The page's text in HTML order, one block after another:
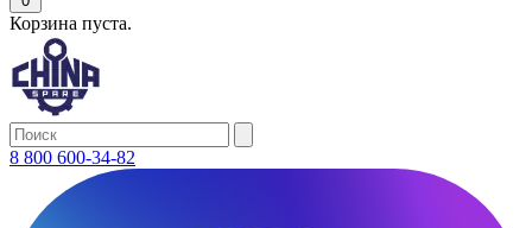
Корзина пуста.
8 800 600-34-82